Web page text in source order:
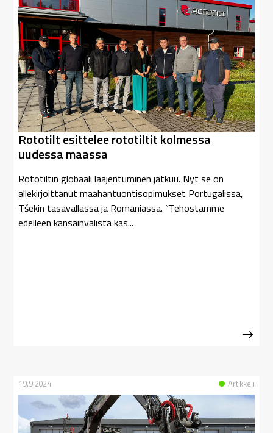
Rototilt esittelee rototiltit kolmessa
uudessa maassa
Rototiltin globaali laajentuminen jatkuu. Nyt se on
allekirjoittanut maahantuontisopimukset Portugalissa,
Tšekin tasavallassa ja Romaniassa. ”Tehostamme
edelleen kansainvälistä kas...
Artikkeli
19.9.2024